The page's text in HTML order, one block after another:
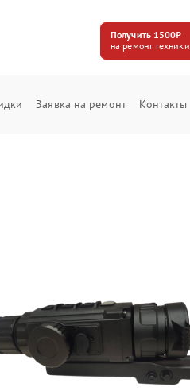
Получить 1500₽
на ремонт техники
Заявка на ремонт Контакты